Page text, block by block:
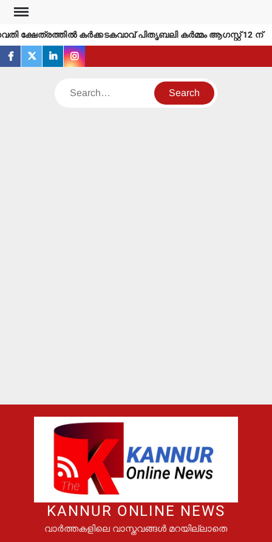
Skip
contentക്ഷേത്രത്തില്‍ കര്‍ക്കടകവാവ് പിതൃബലി കര്‍മ്മം ആഗസ്റ്റ് 12 ന്
facebook
twitterlinkedininstagram
Search
KANNUR ONLINE NEWS
വാർത്തകളിലെ വാസ്തവങ്ങൾ മറയില്ലാതെ